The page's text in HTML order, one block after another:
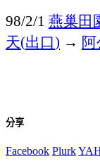
98/2/1 燕巢田
天(出口) →
分享
Facebook Plurk